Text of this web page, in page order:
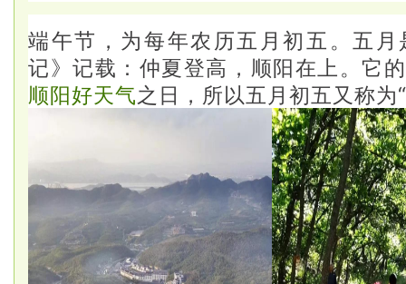
端午节，为每年农历五月初五。五月
记》记载： 仲夏登高，顺阳在上。它
顺阳好天气之日，所以五月初五又称为